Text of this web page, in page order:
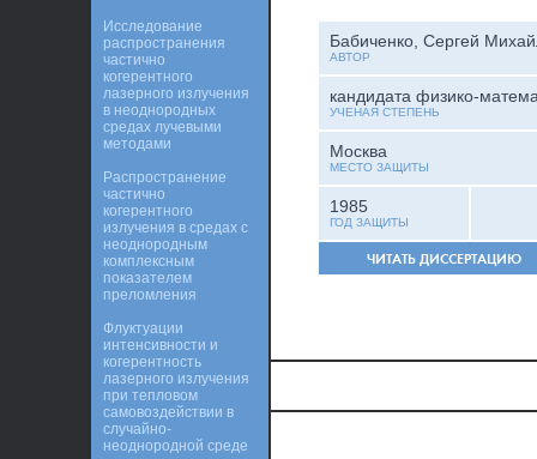
Бабиченко, Сергей
АВТОР
кандидата физико-
УЧЕНАЯ СТЕПЕНЬ
Москва
МЕСТО ЗАЩИТЫ
1985
ГОД ЗАЩИТЫ
ЧИТАТЬ ДИССЕРТАЦИЮ
Исследование
распространения
частично
когерентного
лазерного излучения
в неоднородных
средах лучевыми
методами
Распространение
частично
когерентного
излучения в средах с
неоднородным
комплексным
показателем
преломления
Флуктуации
интенсивности и
когерентность
лазерного излучения
при тепловом
самовоздействии в
случайно-
неоднородной среде